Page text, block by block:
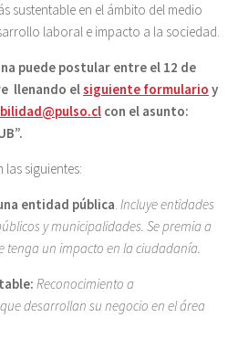
sustentable en el ámbito del medio
laboral e impacto a la sociedad.
puede postular entre el 12 de
llenando elsiguiente formulario y
con el asunto:
siguientes:
entidad pública. Incluye entidades
y municipalidades. Se premia a
tenga un impacto en la ciudadanía.
Reconocimiento a
desarrollan su negocio en el área